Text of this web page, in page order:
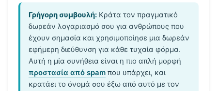
Γρήγορη συμβουλή: Κράτα τον πραγματικό
δωρεάν λογαριασμό σου για ανθρώπους που
έχουν σημασία και χρησιμοποίησε μια δωρεάν
εφήμερη διεύθυνση για κάθε τυχαία φόρμα.
Αυτή η μία συνήθεια είναι η πιο απλή μορφή
προστασία από spam που υπάρχει, και
κρατάει το όνομά σου έξω από αυτό με τον